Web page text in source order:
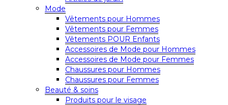
Mode
Vêtements pour Hommes
Vêtements pour Femmes
Vêtements POUR Enfants
Accessoires de Mode pour Hommes
Accessoires de Mode pour Femmes
Chaussures pour Hommes
Chaussures pour Femmes
Beauté & soins
Produits pour le visage